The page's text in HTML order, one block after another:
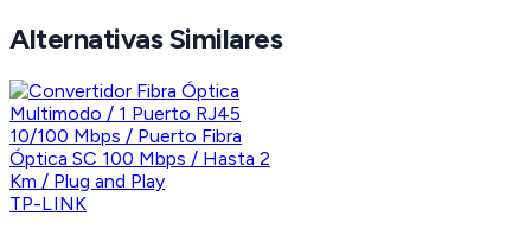
Alternativas Similares
TP-LINK